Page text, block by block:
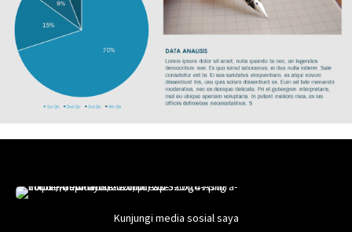
Kunjungi media sosial saya